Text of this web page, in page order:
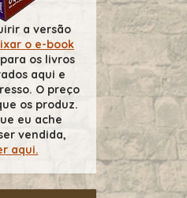
a versão
o e-book
os livros
aqui e
O preço
os produz.
eu ache
vendida,
aqui.